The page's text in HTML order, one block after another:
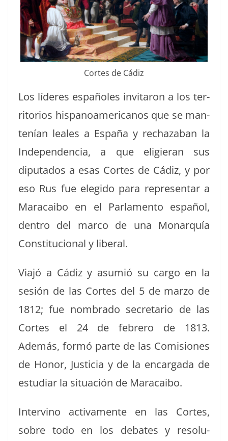
Cortes de Cádiz
Los líderes españoles invi­taron a los ter­
ri­to­rios his­panoamer­i­canos que se man­
tenían leales a España y rec­haz­a­ban la
Inde­pen­den­cia, a que eligier­an sus
diputa­dos a esas Cortes de Cádiz, y por
eso Rus fue elegi­do para rep­re­sen­tar a
Mara­cai­bo en el Par­la­men­to español,
den­tro del mar­co de una Monar­quía
Con­sti­tu­cional y liberal.
Via­jó a Cádiz y asum­ió su car­go en la
sesión de las Cortes del 5 de mar­zo de
1812; fue nom­bra­do sec­re­tario de las
Cortes el 24 de febrero de 1813.
Además, for­mó parte de las Comi­siones
de Hon­or, Jus­ti­cia y de la encar­ga­da de
estu­di­ar la situación de Maracaibo.
Inter­vi­no acti­va­mente en las Cortes,
sobre todo en los debates y res­olu­